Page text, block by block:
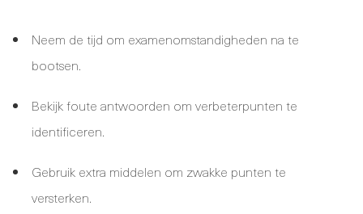
Neem de tijd om examenomstandigheden na te
bootsen.
Bekijk foute antwoorden om verbeterpunten te
identificeren.
Gebruik extra middelen om zwakke punten te
versterken.